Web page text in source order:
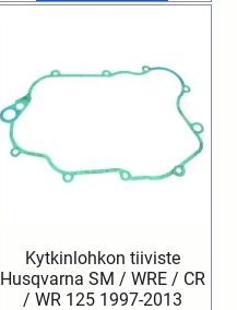
Kytkinlohkon tiiviste
Husqvarna SM / WRE / CR
/ WR 125 1997-2013